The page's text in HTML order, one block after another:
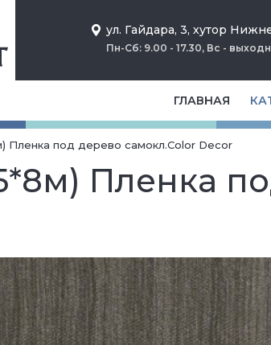
ул. Гайдара, 3, хутор
Пн-Сб: 9.00 - 17.30, Вс -
ГЛАВНАЯ
Пленка под дерево самокл.Color Decor
Пленка